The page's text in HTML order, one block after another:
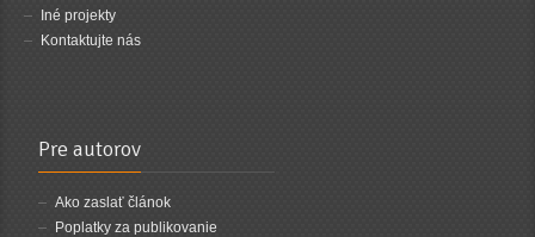
Iné projekty
Kontaktujte nás
Pre autorov
Ako zaslať článok
Poplatky za publikovanie